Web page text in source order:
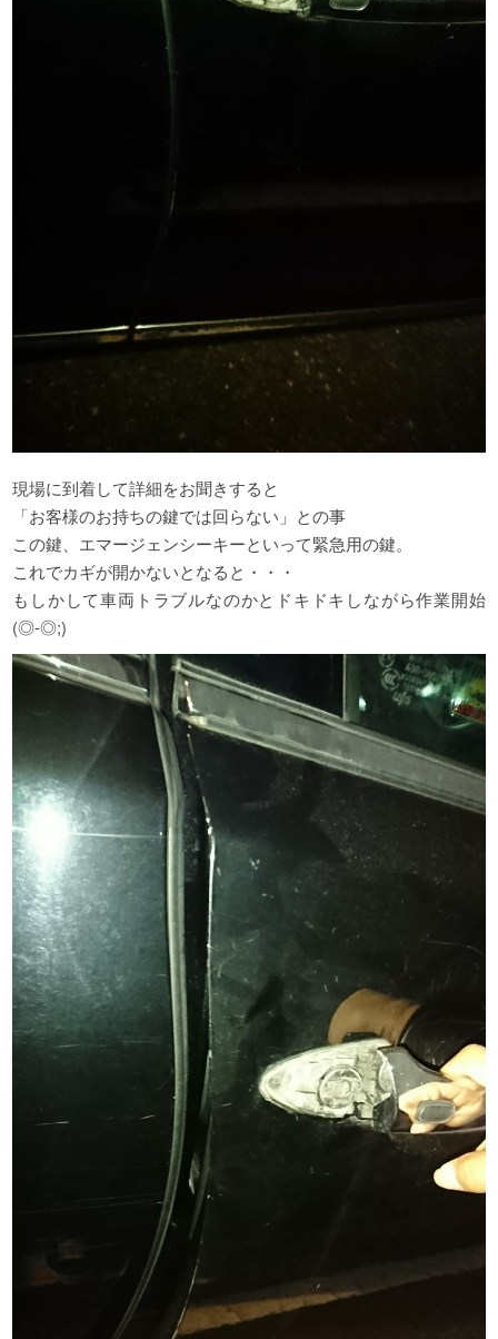
現場に到着して詳細をお聞きすると
「お客様のお持ちの鍵では回らない」との事
この鍵、エマージェンシーキーといって緊急用の鍵。
これでカギが開かないとなると・・・
もしかして車両トラブルなのかとドキドキしながら作業開始
(◎-◎;)